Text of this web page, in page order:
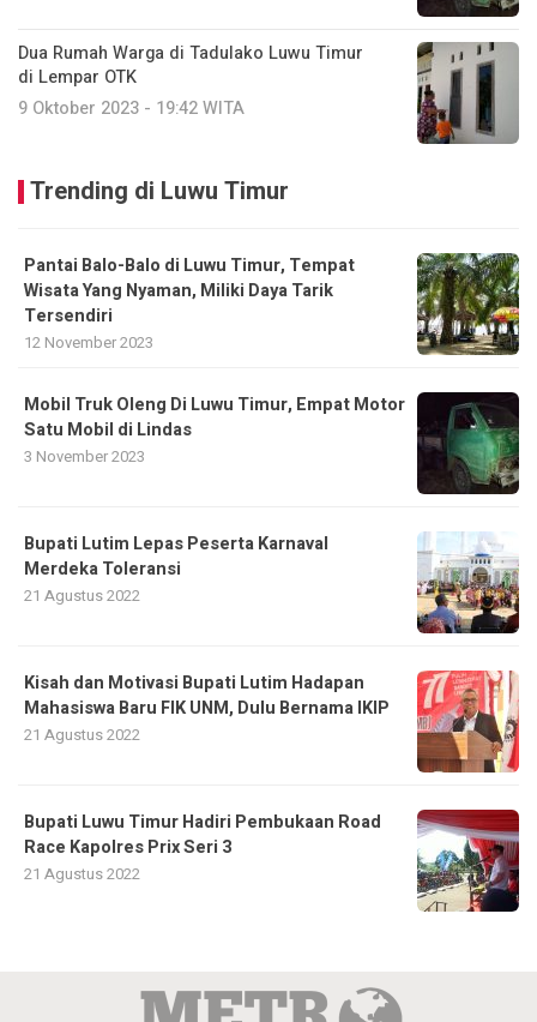
Dua Rumah Warga di Tadulako Luwu Timur
di Lempar OTK
9 Oktober 2023 - 19:42 WITA
Trending di Luwu Timur
Pantai Balo-Balo di Luwu Timur, Tempat
Wisata Yang Nyaman, Miliki Daya Tarik
Tersendiri
12 November 2023
Mobil Truk Oleng Di Luwu Timur, Empat Motor
Satu Mobil di Lindas
3 November 2023
Bupati Lutim Lepas Peserta Karnaval
Merdeka Toleransi
21 Agustus 2022
Kisah dan Motivasi Bupati Lutim Hadapan
Mahasiswa Baru FIK UNM, Dulu Bernama IKIP
21 Agustus 2022
Bupati Luwu Timur Hadiri Pembukaan Road
Race Kapolres Prix Seri 3
21 Agustus 2022